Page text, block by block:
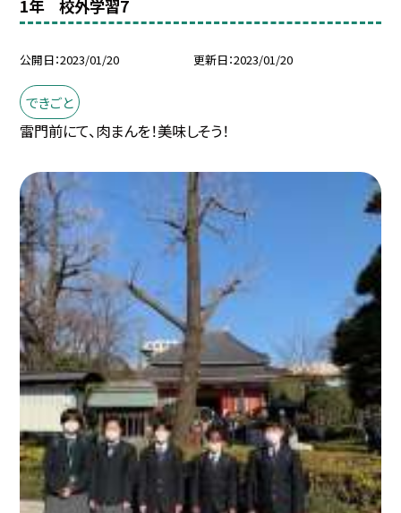
1年 校外学習7
公開日 2023/01/20 更新日 2023/01/20
できごと
雷門前にて、肉まんを！美味しそう！